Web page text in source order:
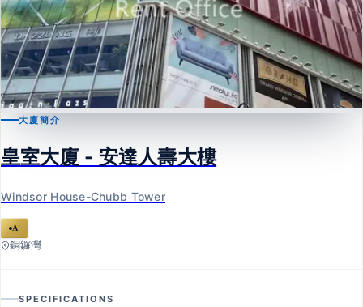
皇室大廈 - 安達人壽大樓
Windsor House-Chubb Tower
大廈簡介
皇室大廈 - 安達人壽大樓
Windsor House-Chubb Tower
A
銅鑼灣
SPECIFICATIONS